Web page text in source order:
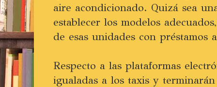
aire acondicionado. Quizá sea
establecer los modelos
de esas unidades con préstamos
Respecto a las plataformas
igualadas a los taxis y